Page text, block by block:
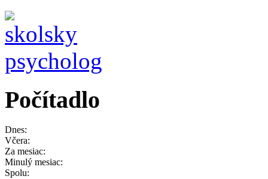
Počítadlo
Dnes:
Včera:
Za mesiac:
Minulý mesiac:
Spolu: